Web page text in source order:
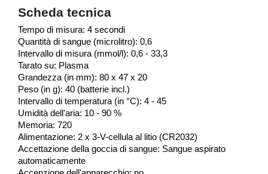
Scheda tecnica
Tempo di misura: 4 secondi
Quantità di sangue (microlitro): 0,6
Intervallo di misura (mmol/l): 0,6 - 33,3
Tarato su: Plasma
Grandezza (in mm): 80 x 47 x 20
Peso (in g): 40 (batterie incl.)
Intervallo di temperatura (in °C): 4 - 45
Umidità dell'aria: 10 - 90 %
Memoria: 720
Alimentazione: 2 x 3-V-cellula al litio (CR2032)
Accettazione della goccia di sangue: Sangue aspirato
automaticamente